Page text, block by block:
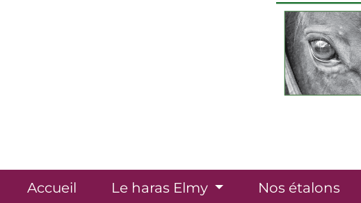
Accueil Le haras Elmy Nos étalons